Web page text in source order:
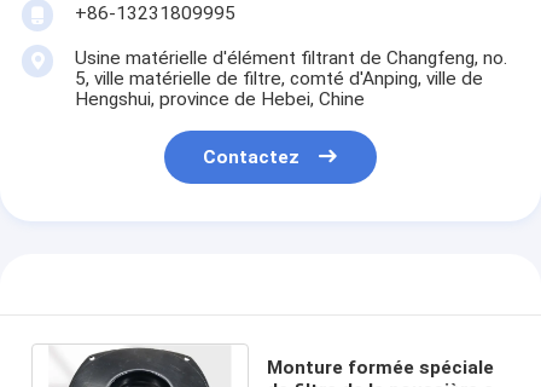
+86-13231809995
Usine matérielle d'élément filtrant de Changfeng, no.
5, ville matérielle de filtre, comté d'Anping, ville de
Hengshui, province de Hebei, Chine
Contactez
Monture formée spéciale